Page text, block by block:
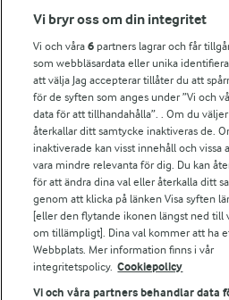
Fler Arlasajter
För ägare
Arlas kundportal
Arla.com
Falbygdens Ost
Arla webbshop
Bildbank
Följ oss
Vi bryr oss om din integritet
Vi och våra6 partners lagrar och får
som webbläsardata eller unika
att välja Jag accepterar tillåter du att
för de syften som anges under ”Vi och
data för att tillhandahålla”. . Om du
återkallar ditt samtycke inaktiveras de.
inaktiverade kan visst innehåll och vissa
vara mindre relevanta för dig. Du kan
för att ändra dina val eller återkalla ditt
genom att klicka på länken Visa syften
[eller den flytande ikonen längst ned till
om tillämpligt]. Dina val kommer att ha
Webbplats. Mer information finns i vår
integritetspolicy. Cookiepolicy
Vi och våra partners behandlar data